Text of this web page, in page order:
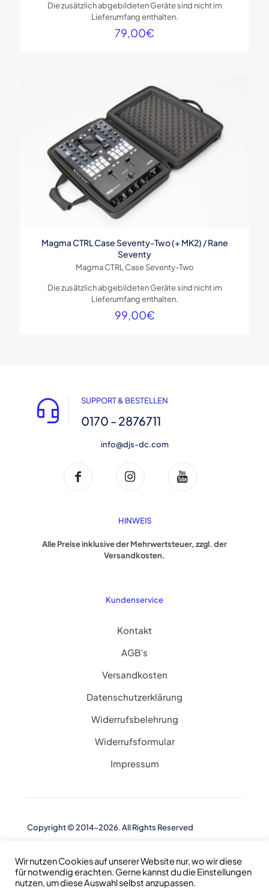
Die zusätzlich abgebildeten Geräte sind nicht im
Lieferumfang enthalten.
79,00€
Magma CTRL Case Seventy-Two (+ MK2) / Rane
Seventy
Magma CTRL Case Seventy-Two
Die zusätzlich abgebildeten Geräte sind nicht im
Lieferumfang enthalten.
99,00€
SUPPORT & BESTELLEN
0170 - 2876711
info@djs-dc.com
HINWEIS
Alle Preise inklusive der Mehrwertsteuer, zzgl. der
Versandkosten.
Kundenservice
Kontakt
AGB’s
Versandkosten
Datenschutzerklärung
Widerrufsbelehrung
Widerrufsformular
Impressum
Copyright © 2014-2026. All Rights Reserved
Wir nutzen Cookies auf unserer Website nur, wo wir diese
für notwendig erachten. Gerne kannst du die Einstellungen
nutzen, um diese Auswahl selbst anzupassen.